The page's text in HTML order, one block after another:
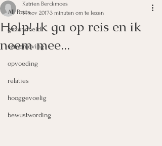
All Posts
gezondheid
samenleving
opvoeding
relaties
hooggevoelig
bewustwording
Help! Ik ga op reis en ik
neem mee...
Katrien Berckmoes
14 nov 20173 minuten om te lezen